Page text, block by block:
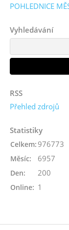
POHLEDNICE
Vyhledávání
RSS
Přehled zdrojů
Statistiky
Online: 1
Celkem: 976773
Měsíc: 6957
Den: 200